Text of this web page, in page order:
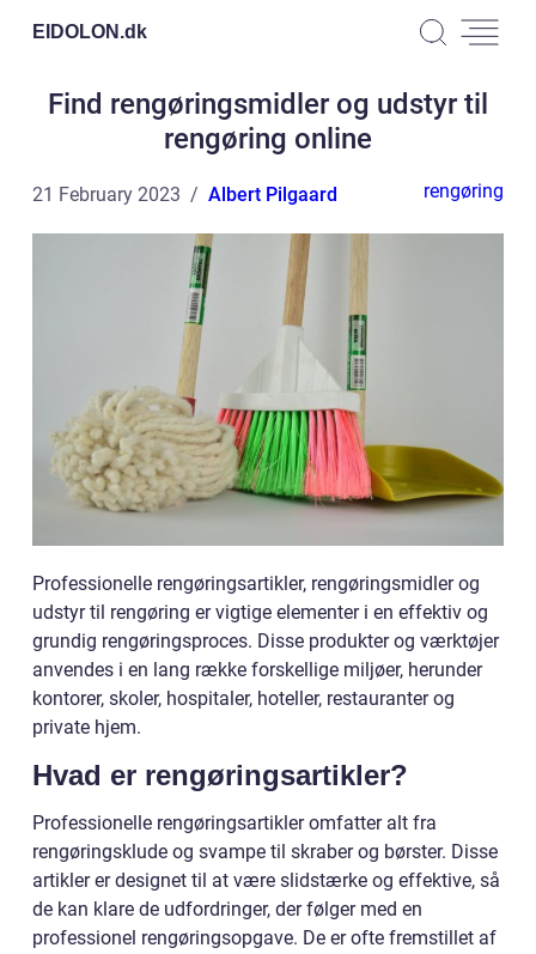
EIDOLON.dk
Find rengøringsmidler og udstyr til
rengøring online
21 February 2023 Albert Pilgaard rengøring
Professionelle rengøringsartikler, rengøringsmidler og
udstyr til rengøring er vigtige elementer i en effektiv og
grundig rengøringsproces. Disse produkter og værktøjer
anvendes i en lang række forskellige miljøer, herunder
kontorer, skoler, hospitaler, hoteller, restauranter og
private hjem.
Hvad er rengøringsartikler?
Professionelle rengøringsartikler omfatter alt fra
rengøringsklude og svampe til skraber og børster. Disse
artikler er designet til at være slidstærke og effektive, så
de kan klare de udfordringer, der følger med en
professionel rengøringsopgave. De er ofte fremstillet af